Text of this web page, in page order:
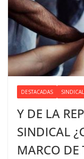
DESTACADAS
Y DE LA
SINDICAL
MARCO DE